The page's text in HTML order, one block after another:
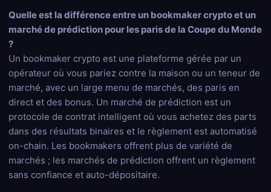
Quelle est la différence entre un bookmaker crypto et un
marché de prédiction pour les paris de la Coupe du Monde
?
Un bookmaker crypto est une plateforme gérée par un
opérateur où vous pariez contre la maison ou un teneur de
marché, avec un large menu de marchés, des paris en
direct et des bonus. Un marché de prédiction est un
protocole de contrat intelligent où vous achetez des parts
dans des résultats binaires et le règlement est automatisé
on-chain. Les bookmakers offrent plus de variété de
marchés ; les marchés de prédiction offrent un règlement
sans confiance et auto-dépositaire.